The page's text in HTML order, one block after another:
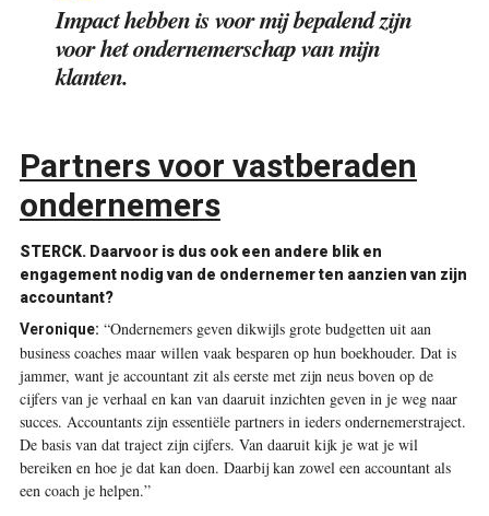
Impact hebben is voor mij bepalend zijn
voor het ondernemerschap van mijn
klanten.
Partners voor vastberaden
ondernemers
STERCK. Daarvoor is dus ook een andere blik en
engagement nodig van de ondernemer ten aanzien van zijn
accountant?
Veronique: “Ondernemers geven dikwijls grote budgetten uit aan
business coaches maar willen vaak besparen op hun boekhouder. Dat is
jammer, want je accountant zit als eerste met zijn neus boven op de
cijfers van je verhaal en kan van daaruit inzichten geven in je weg naar
succes. Accountants zijn essentiële partners in ieders ondernemerstraject.
De basis van dat traject zijn cijfers. Van daaruit kijk je wat je wil
bereiken en hoe je dat kan doen. Daarbij kan zowel een accountant als
een coach je helpen.”